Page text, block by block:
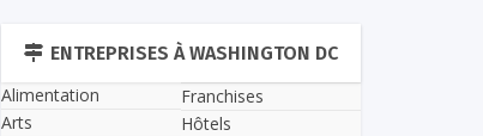
ENTREPRISES À WASHINGTON DC
Alimentation
Arts
Franchises
Hôtels